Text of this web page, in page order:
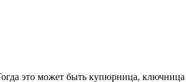
это может быть купюрница,